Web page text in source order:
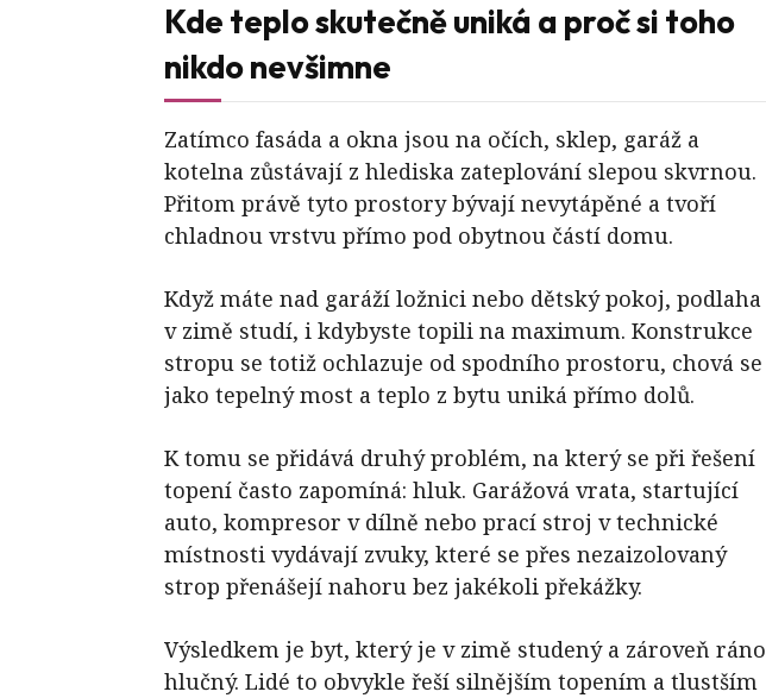
Kde teplo skutečně uniká a proč si toho
nikdo nevšimne
Zatímco fasáda a okna jsou na očích, sklep, garáž a
kotelna zůstávají z hlediska zateplování slepou skvrnou.
Přitom právě tyto prostory bývají nevytápěné a tvoří
chladnou vrstvu přímo pod obytnou částí domu.
Když máte nad garáží ložnici nebo dětský pokoj, podlaha
v zimě studí, i kdybyste topili na maximum. Konstrukce
stropu se totiž ochlazuje od spodního prostoru, chová se
jako tepelný most a teplo z bytu uniká přímo dolů.
K tomu se přidává druhý problém, na který se při řešení
topení často zapomíná: hluk. Garážová vrata, startující
auto, kompresor v dílně nebo prací stroj v technické
místnosti vydávají zvuky, které se přes nezaizolovaný
strop přenášejí nahoru bez jakékoli překážky.
Výsledkem je byt, který je v zimě studený a zároveň ráno
hlučný. Lidé to obvykle řeší silnějším topením a tlustším